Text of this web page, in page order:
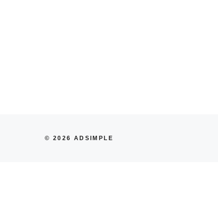
© 2026 ADSIMPLE